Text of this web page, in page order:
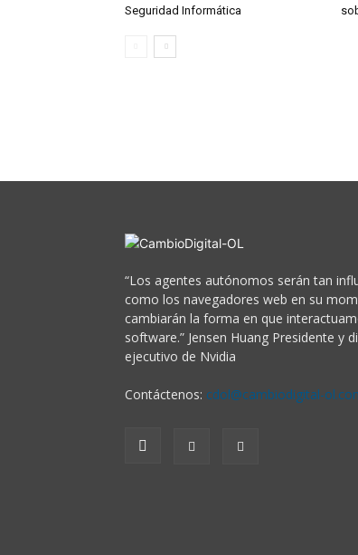
Seguridad Informática
“Los agentes autónomos serán tan
como los navegadores web en su
cambiarán la forma en que
software.” Jensen Huang Presidente y
ejecutivo de Nvidia
Contáctenos: cdol@cambiodigital-